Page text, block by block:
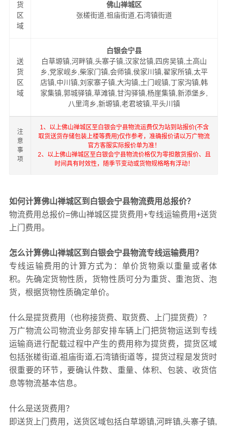
货
区
域
佛山禅城区
张槎街道,祖庙街道,石湾镇街道
送
货
区
域
白银会宁县
白草塬镇,河畔镇,头寨子镇,汉家岔镇,四房吴镇,土高山
乡,党家岘乡,柴家门镇,会师镇,侯家川镇,翟家所镇,太平
店镇,中川镇,刘家寨子镇,大沟镇,土门岘镇,丁家沟镇,韩
家集镇,郭城驿镇,草滩镇,甘沟驿镇,杨崖集镇,新添堡乡,
八里湾乡,新塬镇,老君坡镇,平头川镇
注
意
事
项
1、以上佛山禅城区至白银会宁县物流运费仅为站到站报价(不含
取货送货存储包装上楼等费用)仅作参考，准确报价请以万广物流
官方客服实际报价单为准！
2、以上佛山禅城区至白银会宁县物流价格仅为零担散货报价、且
时间具有时效性，随季节变动或货物规格略有浮动！
如何计算佛山禅城区到白银会宁县物流费用总报价？
物流费用总报价=佛山禅城区提货费用+专线运输费用+送货
上门费用。
怎么计算佛山禅城区到白银会宁县物流专线运输费用？
专线运输费用的计算方式为：单价货物乘以重量或者体
积。先确定货物性质，货物性质可分为重货、重泡货、泡
货，根据货物性质确定单价。
什么是提货费用（也称接货费、取货费、上门提货费）？
万广物流公司物流业务部安排车辆上门把货物运送到专线
运输商进行配载过程中产生的费用称为提货费，提货区域
包括张槎街道,祖庙街道,石湾镇街道等，提货过程是发货时
很重要的环节，要确认件数、重量、体积、包装、收货信
息等物流基本信息。
什么是送货费用？
即送货上门费用，送货区域包括白草塬镇,河畔镇,头寨子镇,